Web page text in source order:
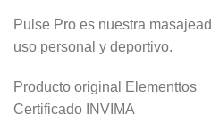
Pulse Pro es nuestra
uso personal y deportivo.
Producto original Elementtos
Certificado INVIMA